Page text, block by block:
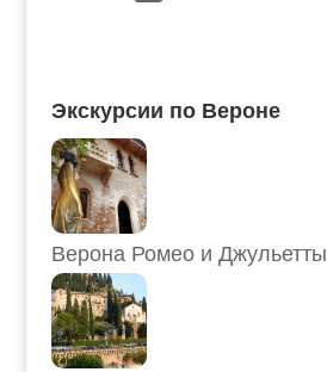
Экскурсии по Вероне
Верона Ромео и Джульетты